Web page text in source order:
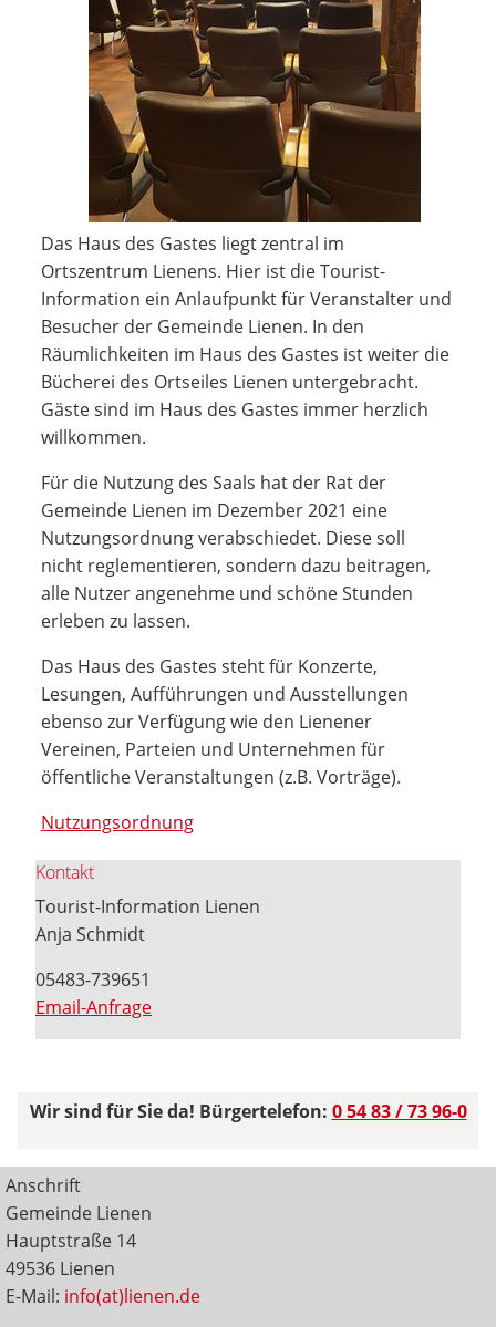
Das Haus des Gastes liegt zentral im
Ortszentrum Lienens. Hier ist die Tourist-
Information ein Anlaufpunkt für Veranstalter und
Besucher der Gemeinde Lienen. In den
Räumlichkeiten im Haus des Gastes ist weiter die
Bücherei des Ortseiles Lienen untergebracht.
Gäste sind im Haus des Gastes immer herzlich
willkommen.
Für die Nutzung des Saals hat der Rat der
Gemeinde Lienen im Dezember 2021 eine
Nutzungsordnung verabschiedet. Diese soll
nicht reglementieren, sondern dazu beitragen,
alle Nutzer angenehme und schöne Stunden
erleben zu lassen.
Das Haus des Gastes steht für Konzerte,
Lesungen, Aufführungen und Ausstellungen
ebenso zur Verfügung wie den Lienener
Vereinen, Parteien und Unternehmen für
öffentliche Veranstaltungen (z.B. Vorträge).
Nutzungsordnung
Kontakt
Tourist-Information Lienen
Anja Schmidt
05483-739651
Email-Anfrage
Wir sind für Sie da! Bürgertelefon: 0 54 83 / 73 96-0
Anschrift
Gemeinde Lienen
Hauptstraße 14
49536 Lienen
E-Mail: info(at)lienen.de